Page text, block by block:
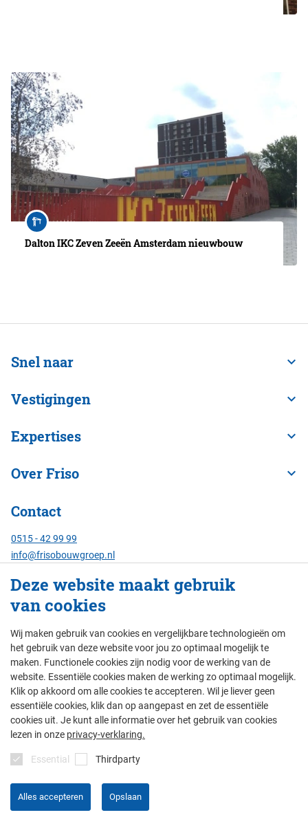
Dalton IKC Zeven Zeeën Amsterdam nieuwbouw
Snel naar
Vestigingen
Expertises
Over Friso
Contact
0515 - 42 99 99
info@frisobouwgroep.nl
Servicenummer
088 - 429 00 00
© Friso Bouwgroep 2026
colofon privacy thema's
disclaimer
algemene voorwaarden
Deze website maakt gebruik
van cookies
Wij maken gebruik van cookies en vergelijkbare technologieën om
het gebruik van deze website voor jou zo optimaal mogelijk te
maken. Functionele cookies zijn nodig voor de werking van de
website. Essentiële cookies maken de werking zo optimaal mogelijk.
Klik op akkoord om alle cookies te accepteren. Wil je liever geen
essentiële cookies, klik dan op aangepast en zet de essentiële
cookies uit. Je kunt alle informatie over het gebruik van cookies
lezen in onze privacy-verklaring.
Essential Thirdparty
Alles accepteren Opslaan